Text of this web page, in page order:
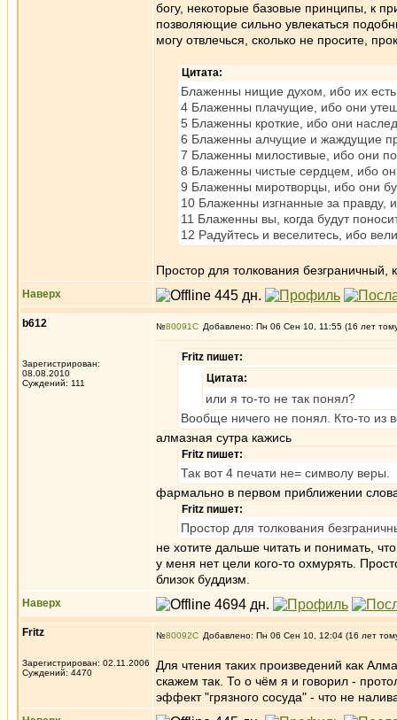
богу, некоторые базовые принципы, к
позволяющие сильно увлекаться
могу отвлечься, сколько не просите,
Цитата:
Блаженны нищие духом, ибо их
4 Блаженны плачущие, ибо они
5 Блаженны кроткие, ибо они
6 Блаженны алчущие и жаждущие
7 Блаженны милостивые, ибо они
8 Блаженны чистые сердцем, ибо
9 Блаженны миротворцы, ибо они
10 Блаженны изгнанные за правду,
11 Блаженны вы, когда будут
12 Радуйтесь и веселитесь, ибо
Простор для толкования
Наверх
b612
Зарегистрирован:
08.08.2010
Суждений: 111
№80091 Добавлено: Пн 06 Сен 10, 11:55 (16 лет
Fritz пишет:
Цитата:
или я то-то не так понял?
Вообще ничего не понял. Кто-то из
алмазная сутра кажись
Fritz пишет:
Так вот 4 печати не= символу веры.
фармально в первом приближении
Fritz пишет:
Простор для толкования
не хотите дальше читать и понимать,
у меня нет цели кого-то охмурять.
близок буддизм.
Наверх
Fritz
Зарегистрирован: 02.11.2006
Суждений: 4470
№80092 Добавлено: Пн 06 Сен 10, 12:04 (16 лет
Для чтения таких произведений как
скажем так. То о чём я и говорил -
эффект "грязного сосуда" - что не